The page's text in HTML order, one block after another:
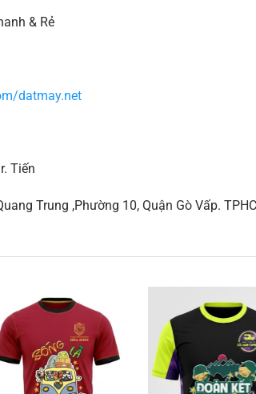
& Rẻ
datmay.net
Tiến
Trung ,Phường 10, Quận Gò Vấp.